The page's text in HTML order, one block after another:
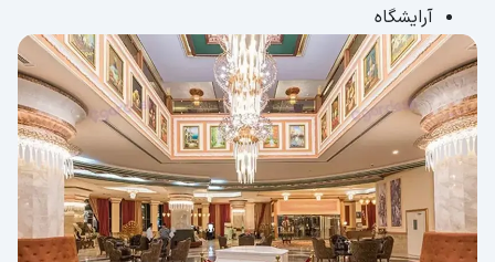
آرایشگاه